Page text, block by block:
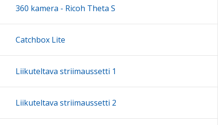
22:00
360 kamera - Ricoh Theta S
Catchbox Lite
Liikuteltava striimaussetti 1
Liikuteltava striimaussetti 2